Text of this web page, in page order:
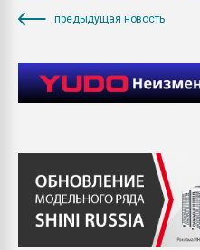
предыдущая новость